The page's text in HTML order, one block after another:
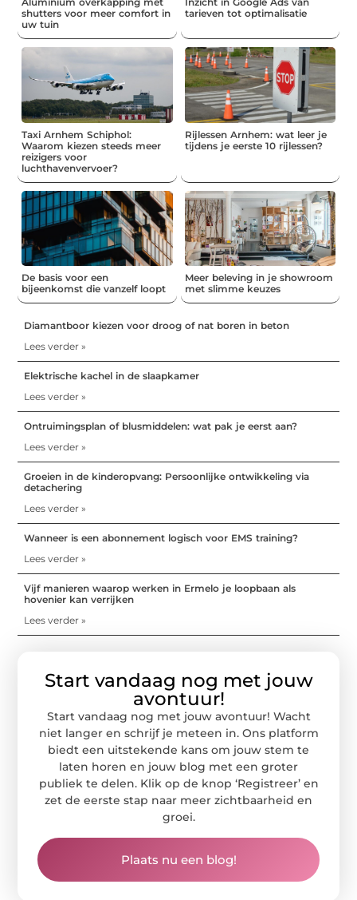
shutters voor meer comfort in
uw tuin
tarieven tot optimalisatie
Taxi Arnhem Schiphol:
Waarom kiezen steeds meer
reizigers voor
luchthavenvervoer?
Rijlessen Arnhem: wat leer je
tijdens je eerste 10 rijlessen?
De basis voor een
bijeenkomst die vanzelf loopt
Meer beleving in je showroom
met slimme keuzes
Diamantboor kiezen voor droog of nat boren in beton
Lees verder »
Elektrische kachel in de slaapkamer
Lees verder »
Ontruimingsplan of blusmiddelen: wat pak je eerst aan?
Lees verder »
Groeien in de kinderopvang: Persoonlijke ontwikkeling via
detachering
Lees verder »
Wanneer is een abonnement logisch voor EMS training?
Lees verder »
Vijf manieren waarop werken in Ermelo je loopbaan als
hovenier kan verrijken
Lees verder »
Start vandaag nog met jouw
avontuur!
Start vandaag nog met jouw avontuur! Wacht
niet langer en schrijf je meteen in. Ons platform
biedt een uitstekende kans om jouw stem te
laten horen en jouw blog met een groter
publiek te delen. Klik op de knop ‘Registreer’ en
zet de eerste stap naar meer zichtbaarheid en
groei.
Plaats nu een blog!